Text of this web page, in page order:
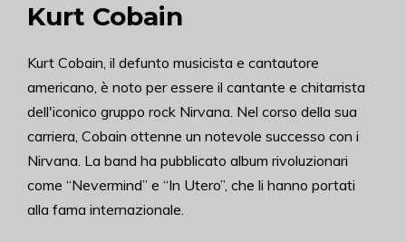
Kurt Cobain
Kurt Cobain, il defunto musicista e cantautore
americano, è noto per essere il cantante e chitarrista
dell'iconico gruppo rock Nirvana. Nel corso della sua
carriera, Cobain ottenne un notevole successo con i
Nirvana. La band ha pubblicato album rivoluzionari
come “Nevermind” e “In Utero”, che li hanno portati
alla fama internazionale.